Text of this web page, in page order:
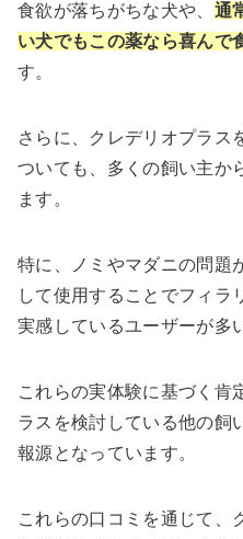
食欲が落ちがちな犬や、 通
い犬でもこの薬なら喜んで
す。
さらに、クレデリオプラス
ついても、多くの飼い主か
ます。
特に、ノミやマダニの問題
して使用することでフィラ
実感しているユーザーが多
これらの実体験に基づく肯
ラスを検討している他の飼
報源となっています。
これらの口コミを通じて、